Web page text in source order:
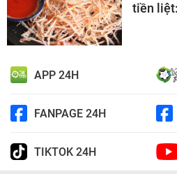
tiền
APP 24H
FANPAGE 24H
TIKTOK 24H